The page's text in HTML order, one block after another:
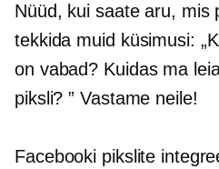
Nüüd, kui saate aru, mis
tekkida muid küsimusi:
on vabad? Kuidas ma
piksli? ” Vastame neile!
Facebooki pikslite